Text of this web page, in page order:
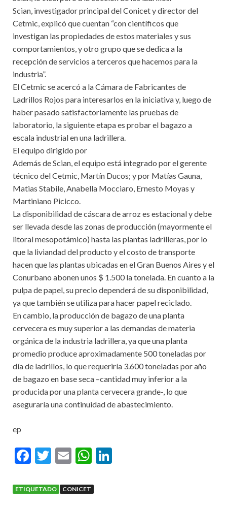
Scian, investigador principal del Conicet y director del
Cetmic, explicó que cuentan “con científicos que
investigan las propiedades de estos materiales y sus
comportamientos, y otro grupo que se dedica a la
recepción de servicios a terceros que hacemos para la
industria”.
El Cetmic se acercó a la Cámara de Fabricantes de
Ladrillos Rojos para interesarlos en la iniciativa y, luego de
haber pasado satisfactoriamente las pruebas de
laboratorio, la siguiente etapa es probar el bagazo a
escala industrial en una ladrillera.
El equipo dirigido por
Además de Scian, el equipo está integrado por el gerente
técnico del Cetmic, Martín Ducos; y por Matías Gauna,
Matias Stabile, Anabella Mocciaro, Ernesto Moyas y
Martiniano Picicco.
La disponibilidad de cáscara de arroz es estacional y debe
ser llevada desde las zonas de producción (mayormente el
litoral mesopotámico) hasta las plantas ladrilleras, por lo
que la liviandad del producto y el costo de transporte
hacen que las plantas ubicadas en el Gran Buenos Aires y el
Conurbano abonen unos $ 1.500 la tonelada. En cuanto a la
pulpa de papel, su precio dependerá de su disponibilidad,
ya que también se utiliza para hacer papel reciclado.
En cambio, la producción de bagazo de una planta
cervecera es muy superior a las demandas de materia
orgánica de la industria ladrillera, ya que una planta
promedio produce aproximadamente 500 toneladas por
día de ladrillos, lo que requeriría 3.600 toneladas por año
de bagazo en base seca –cantidad muy inferior a la
producida por una planta cervecera grande-, lo que
aseguraría una continuidad de abastecimiento.
ep
F
e
T
itt
E
ai
W
at
ETIQUETADO CONICET